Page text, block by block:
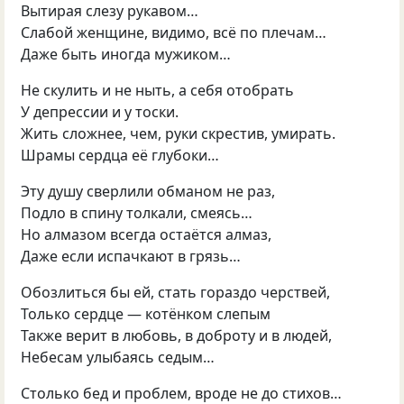
Вытирая слезу рукавом…
Слабой женщине, видимо, всё по плечам…
Даже быть иногда мужиком…
Не скулить и не ныть, а себя отобрать
У депрессии и у тоски.
Жить сложнее, чем, руки скрестив, умирать.
Шрамы сердца её глубоки…
Эту душу сверлили обманом не раз,
Подло в спину толкали, смеясь…
Но алмазом всегда остаётся алмаз,
Даже если испачкают в грязь…
Обозлиться бы ей, стать гораздо черствей,
Только сердце — котёнком слепым
Также верит в любовь, в доброту и в людей,
Небесам улыбаясь седым…
Столько бед и проблем, вроде не до стихов…